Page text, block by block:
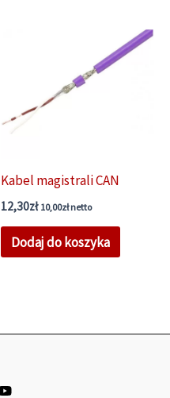
Kabel magistrali CAN
12,30zł 10,00złnetto
Dodaj do koszyka